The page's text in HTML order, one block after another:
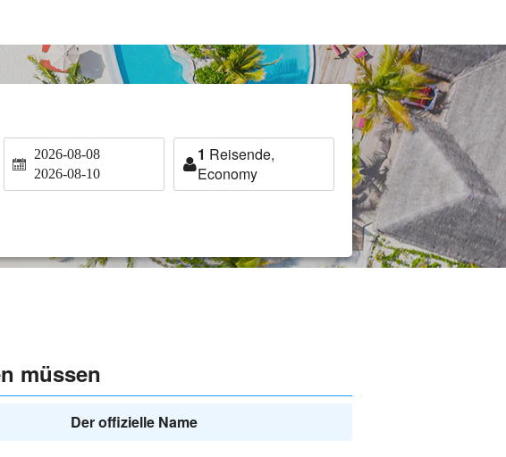
2026-08-08
2026-08-10
1 Reisende,
Economy
müssen
Der offizielle Name